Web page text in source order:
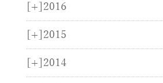
[+] 2016
[+] 2015
[+] 2014